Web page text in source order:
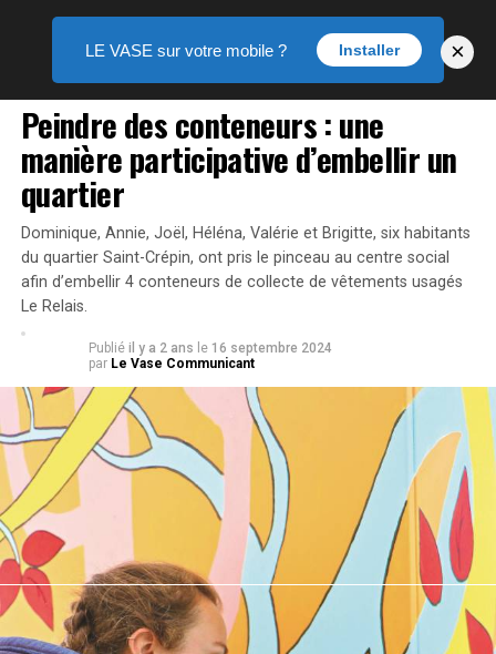
ACTUALITÉS
Peindre des conteneurs : une
manière participative d’embellir un
quartier
Dominique, Annie, Joël, Héléna, Valérie et Brigitte, six habitants
du quartier Saint-Crépin, ont pris le pinceau au centre social
afin d’embellir 4 conteneurs de collecte de vêtements usagés
Le Relais.
Publié il y a 2 ans le 16 septembre 2024
par Le Vase Communicant
LE VASE sur votre mobile ? Installer ×